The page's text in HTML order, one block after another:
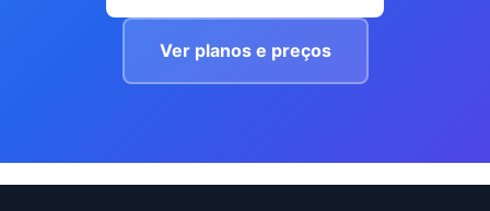
Ver planos e preços